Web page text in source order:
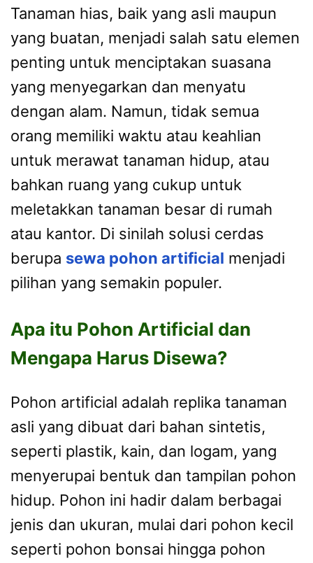
Tanaman hias, baik yang asli maupun
yang buatan, menjadi salah satu elemen
penting untuk menciptakan suasana
yang menyegarkan dan menyatu
dengan alam. Namun, tidak semua
orang memiliki waktu atau keahlian
untuk merawat tanaman hidup, atau
bahkan ruang yang cukup untuk
meletakkan tanaman besar di rumah
atau kantor. Di sinilah solusi cerdas
berupa sewa pohon artificial menjadi
pilihan yang semakin populer.
Apa itu Pohon Artificial dan
Mengapa Harus Disewa?
Pohon artificial adalah replika tanaman
asli yang dibuat dari bahan sintetis,
seperti plastik, kain, dan logam, yang
menyerupai bentuk dan tampilan pohon
hidup. Pohon ini hadir dalam berbagai
jenis dan ukuran, mulai dari pohon kecil
seperti pohon bonsai hingga pohon